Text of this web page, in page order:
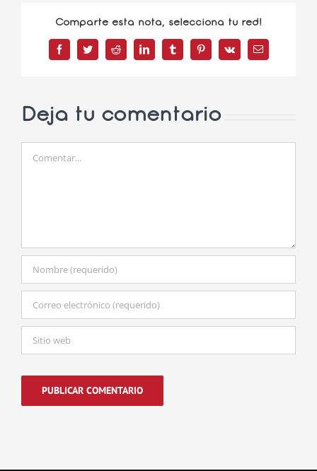
Comparte esta nota, selecciona tu red!
FacebookTwitterReddit LinkedInTumblrPinterest
Vk
Correo
electrónico
Deja tu comentario